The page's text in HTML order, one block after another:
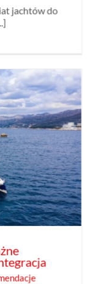
jachtów do